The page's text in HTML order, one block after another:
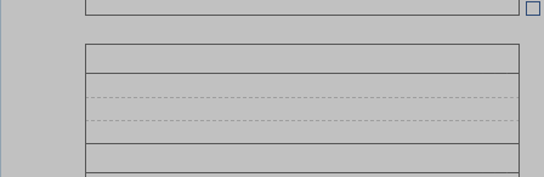
07-14
07-14